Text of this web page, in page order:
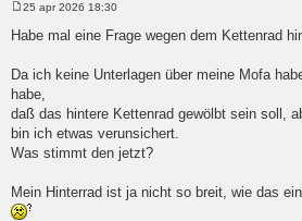
Bericht
25 apr 2026 18:30
Habe mal eine Frage wegen dem Kettenrad
Da ich keine Unterlagen über meine Mofa
habe,
daß das hintere Kettenrad gewölbt sein soll,
bin ich etwas verunsichert.
Was stimmt den jetzt?
Mein Hinterrad ist ja nicht so breit, wie das